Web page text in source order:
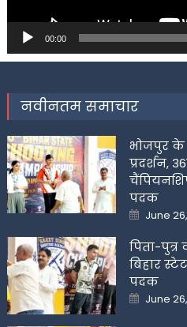
00:00
नवीनतम समाचार
भोजपुर के
प्रदर्शन,
पदक
Posted
on
June
पिता-पुत्र
बिहार
पदक
Posted
on
June